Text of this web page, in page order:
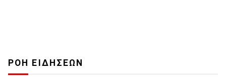
ΡΟΗ ΕΙΔΗΣΕΩΝ